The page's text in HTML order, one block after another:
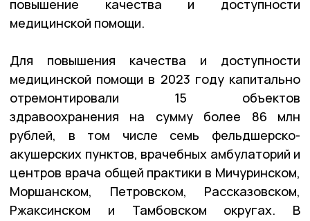
повышение качества и доступности
медицинской помощи.
Для повышения качества и доступности
медицинской помощи в 2023 году капитально
отремонтировали 15 объектов
здравоохранения на сумму более 86 млн
рублей, в том числе семь фельдшерско-
акушерских пунктов, врачебных амбулаторий и
центров врача общей практики в Мичуринском,
Моршанском, Петровском, Рассказовском,
Ржаксинском и Тамбовском округах. В